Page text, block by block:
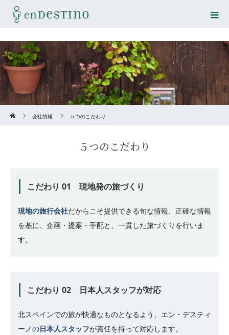
会社情報
５つのこだわり
５つのこだわり
こだわり 01 現地発の旅づくり
現地の旅行会社だからこそ提供できる旬な情報、正確な情報
を基に、企画・提案・手配と、一貫した旅づくりを行いま
す。
こだわり 02 日本人スタッフが対応
北スペインでの旅が快適なものとなるよう、エン・デスティ
ーノの日本人スタッフが責任を持って対応します。